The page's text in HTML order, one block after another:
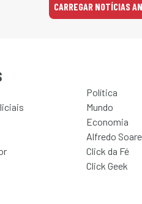
CARREGAR NOTÍCIAS
Política
Mundo
Economia
Alfredo
Click da Fé
Click Geek